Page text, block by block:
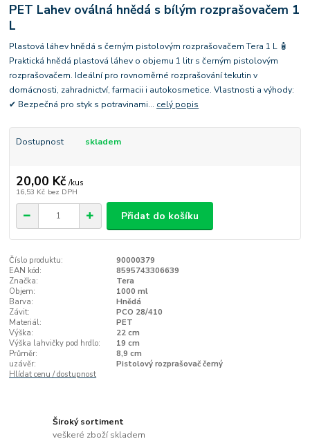
PET Lahev oválná hnědá s bílým rozprašovačem 1
L
Plastová láhev hnědá s černým pistolovým rozprašovačem Tera 1 L 🧴
Praktická hnědá plastová láhev o objemu 1 litr s černým pistolovým
rozprašovačem. Ideální pro rovnoměrné rozprašování tekutin v
domácnosti, zahradnictví, farmacii i autokosmetice. Vlastnosti a výhody:
✔ Bezpečná pro styk s potravinami... celý popis
Dostupnost skladem
20,00 Kč /kus
16,53 Kč bez DPH
Přidat do košíku
Číslo produktu:
90000379
EAN kód:
8595743306639
Značka:
Tera
Objem:
1000 ml
Barva:
Hnědá
Závit:
PCO 28/410
Materiál:
PET
Výška:
22 cm
Výška lahvičky pod hrdlo:
19 cm
Průměr:
8,9 cm
uzávěr:
Pistolový rozprašovač černý
Hlídat cenu / dostupnost
Široký sortiment
veškeré zboží skladem